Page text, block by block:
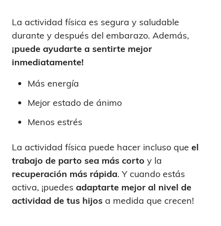
La actividad física es segura y saludable
durante y después del embarazo. Además,
¡puede ayudarte a sentirte mejor
inmediatamente!
Más energía
Mejor estado de ánimo
Menos estrés
La actividad física puede hacer incluso que el
trabajo de parto sea más corto y la
recuperación más rápida. Y cuando estás
activa, ¡puedes adaptarte mejor al nivel de
actividad de tus hijos a medida que crecen!